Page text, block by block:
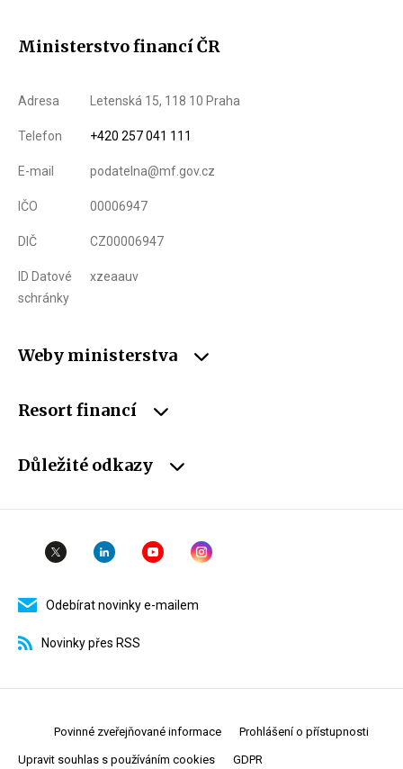
Ministerstvo financí ČR
Adresa Letenská 15, 118 10 Praha
Telefon +420 257 041 111
E-mail podatelna@mf.gov.cz
IČO 00006947
DIČ CZ00006947
ID Datové
schránky
xzeaauv
Weby ministerstva
Resort financí
Důležité odkazy
Odebírat novinky e-mailem
Novinky přes RSS
Povinné zveřejňované informace Prohlášení o přístupnosti
Upravit souhlas s používáním cookies GDPR